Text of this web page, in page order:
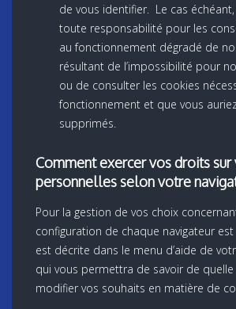
de vous identifier. Le cas
toute responsabilité pour les
au fonctionnement dégradé de
résultant de l’impossibilité pour
ou de consulter les cookies
fonctionnement et que vous
supprimés.
Comment exercer vos droits sur
personnelles selon votre
Pour la gestion de vos choix
configuration de chaque navigateur
est décrite dans le menu d’aide de
qui vous permettra de savoir de
modifier vos souhaits en matière de